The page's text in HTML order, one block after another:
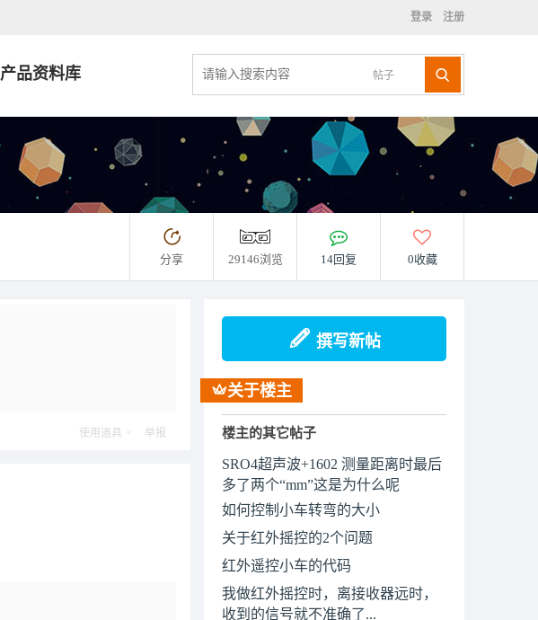
登录 注册
帖子
产品资料库
分享 29146浏览 14回复 0收藏
使用道具 举报
撰写新帖
关于楼主
楼主的其它帖子
SRO4超声波+1602 测量距离时最后
多了两个“mm”这是为什么呢
如何控制小车转弯的大小
关于红外摇控的2个问题
红外遥控小车的代码
我做红外摇控时，离接收器远时，
收到的信号就不准确了...